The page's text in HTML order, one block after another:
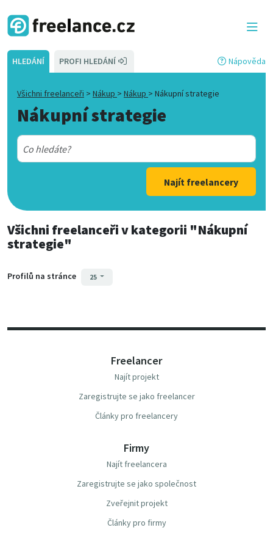
HLEDÁNÍ PROFI HLEDÁNÍ Nápověda
Všichni freelanceři > Nákup > Nákup > Nákupní strategie
Nákupní strategie
Najít freelancery
Všichni freelanceřiv kategorii "Nákupní
strategie"
Profilů na stránce 25
Freelancer
Najít projekt
Zaregistrujte se jako freelancer
Články pro freelancery
Firmy
Najít freelancera
Zaregistrujte se jako společnost
Zveřejnit projekt
Články pro firmy